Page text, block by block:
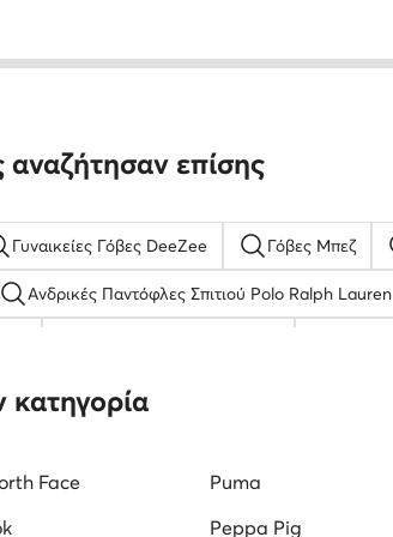
επίσης
Γυναικείες Γόβες DeeZee Γόβες Μπεζ
Ανδρικές Παντόφλες Σπιτιού Polo Ralph Lauren
Γυναικεία Παπούτσια Reebok
Τσάντες Tommy Hilfiger
Face Puma
Peppa Pig